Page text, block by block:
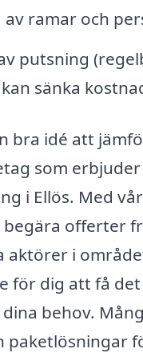
ramar och
putsning
sänka
bra idé att
som erbjuder
i Ellös. Med
begära offerter
aktörer i
för dig att få det
behov.
paketlösningar